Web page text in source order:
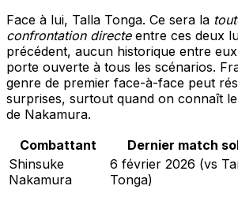
Face à lui, Talla Tonga. Ce sera la
confrontation directeentre ces deux
précédent, aucun historique entre
porte ouverte à tous les scénarios.
genre de premier face-à-face peut
surprises, surtout quand on connaît
de Nakamura.
Combattant
Dernier match
Shinsuke
Nakamura
6 février 2026 (vs
Tonga)